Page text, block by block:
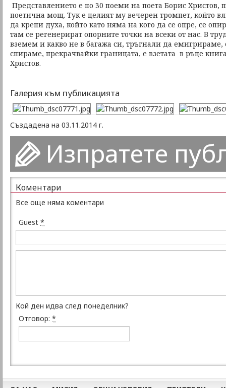
Представлението е по 30 поеми на поета Борис Христов,
поетична мощ. Тук е целият му вечерен тромпет, който
да крепи духа, който като няма на кого да се опре, се
там се регенерират опорните точки на всеки от нас. В
вземем и какво не в багажа си, тръгнали да емигрираме,
спираме, прекрачвайки границата, е взетата в ръце
Христов.
Галерия към публикацията
Създадена на 03.11.2014 г.
Изпратете
Коментари
Все още няма коментари
Guest *
Кой ден идва след понеделник?
Отговор: *